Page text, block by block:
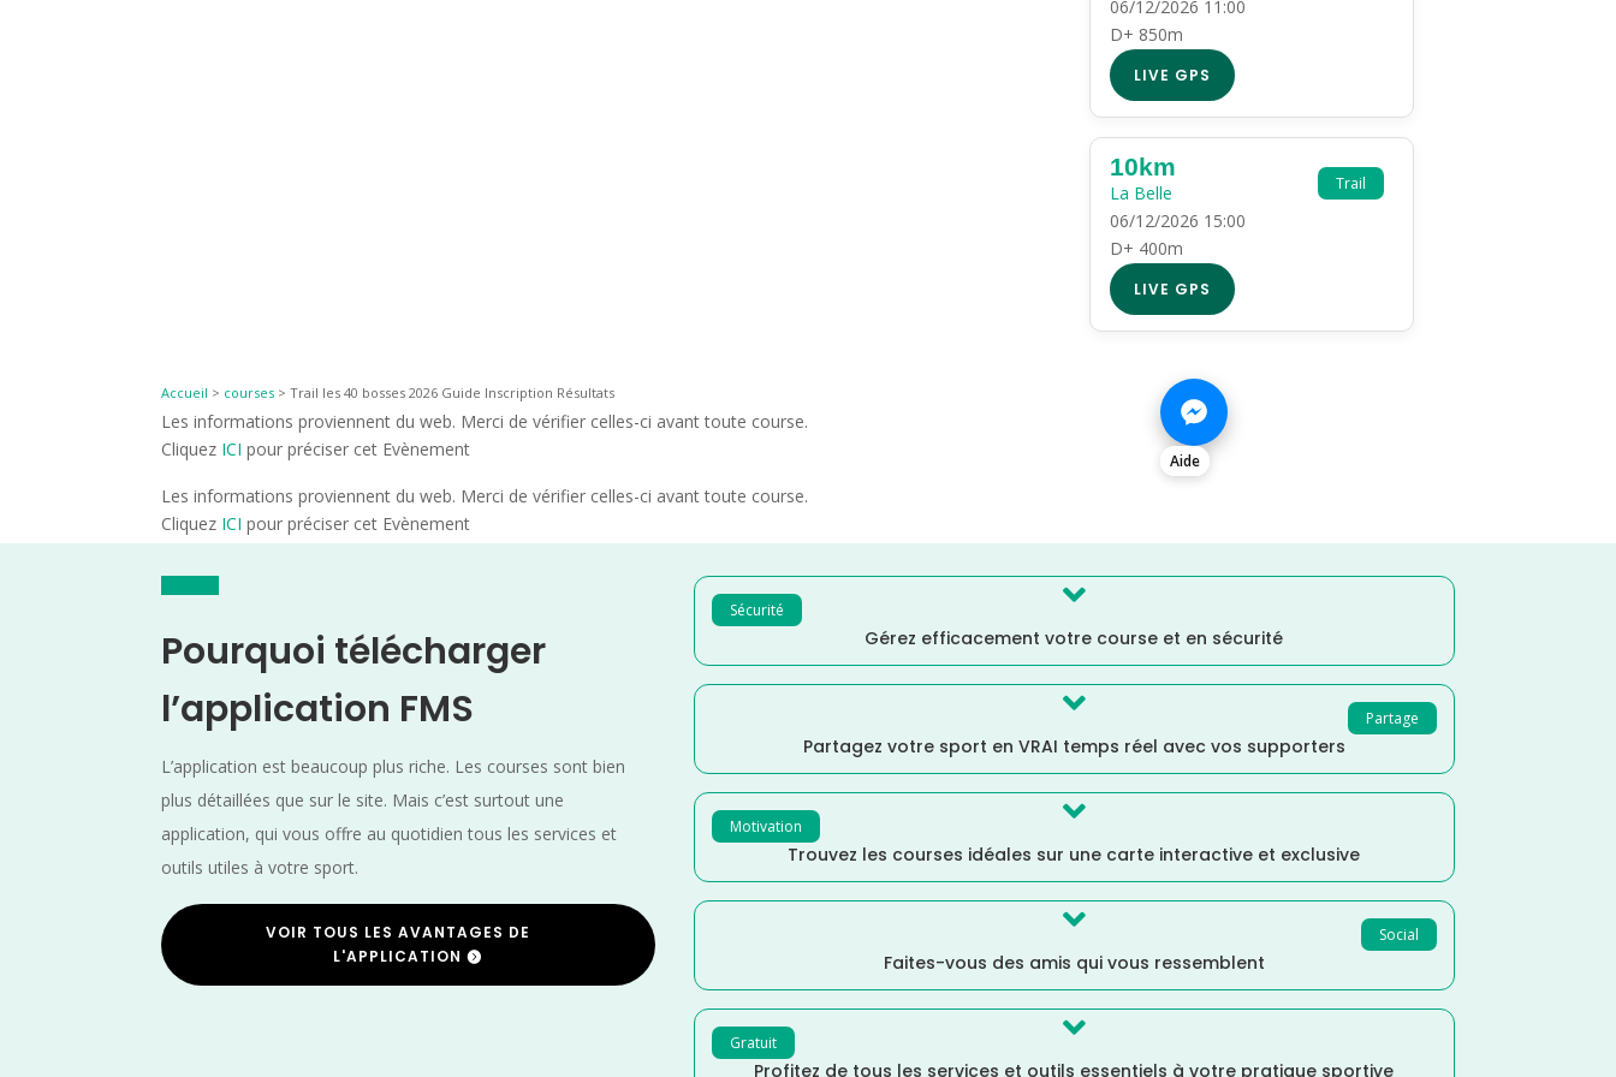
06/12/2026 11:00
D+ 850m
LIVE GPS
Trail
10km
La Belle
06/12/2026 15:00
D+ 400m
LIVE GPS
Accueil > courses >Trail les 40 bosses 2026 Guide Inscription Résultats
Les informations proviennent du web. Merci de vérifier celles-ci avant toute course.
Cliquez ICI pour préciser cet Evènement
Les informations proviennent du web. Merci de vérifier celles-ci avant toute course.
Cliquez ICI pour préciser cet Evènement
Aide
Pourquoi télécharger
l’application FMS
L’application est beaucoup plus riche. Les courses sont bien
plus détaillées que sur le site. Mais c’est surtout une
application, qui vous offre au quotidien tous les services et
outils utiles à votre sport.
VOIR TOUS LES AVANTAGES DE
L'APPLICATION
Sécurité 
Gérez efficacement votre course et en sécurité
Partage

Partagez votre sport en VRAI temps réel avec vos supporters
Motivation 
Trouvez les courses idéales sur une carte interactive et exclusive
Social

Faites-vous des amis qui vous ressemblent
Gratuit 
Profitez de tous les services et outils essentiels à votre pratique sportive